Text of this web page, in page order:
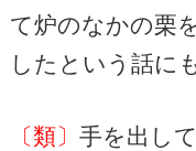
て炉のなかの栗
したという話に
〔類〕 手を出し